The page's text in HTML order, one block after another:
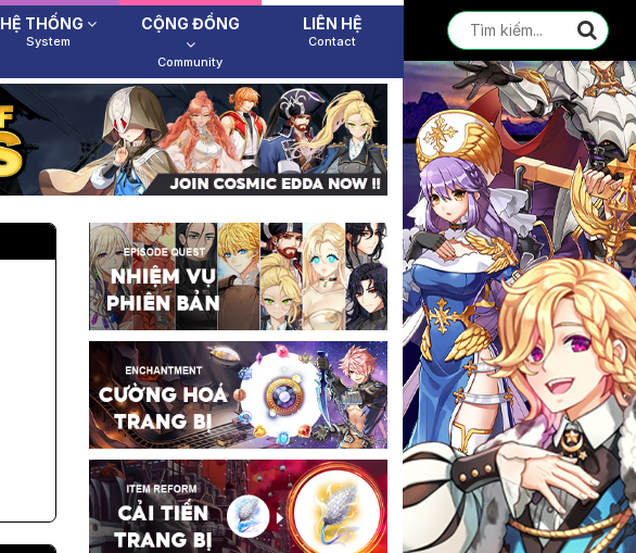
HỆ THỐNG
System
CỘNG ĐỒNG
Community
LIÊN HỆ
Contact